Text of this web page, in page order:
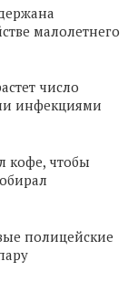
малолетнего
число
инфекциями
кофе, чтобы
полицейские